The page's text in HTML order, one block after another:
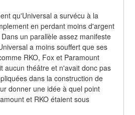
qu'Universal a survécu à la
en perdant moins d'argent
un parallèle assez manifeste
a moins souffert que ses
RKO, Fox et Paramount
aucun théâtre et n'avait donc pas
dans la construction de
donner une idée à quel point
et RKO étaient sous